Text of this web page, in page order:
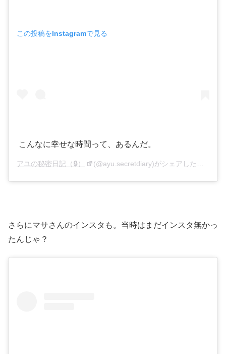
この投稿をInstagramで見る
こんなに幸せな時間って、あるんだ。
アユの秘密日記（🔒） (@ayu.secretdiary)がシェアした投稿 –
さらにマサさんのインスタも。当時はまだインスタ無かっ
たんじゃ？